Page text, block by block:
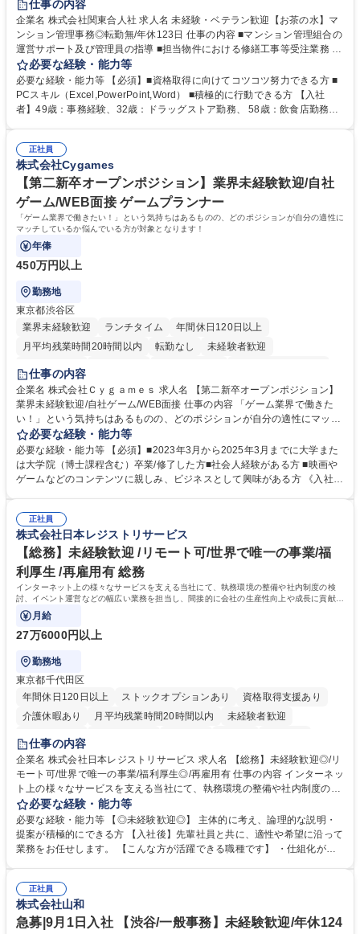
仕事の内容
企業名 株式会社関東合人社 求人名 未経験・ベテラン歓迎【お茶の水】マ
ンション管理事務◎転勤無/年休123日 仕事の内容 ■マンション管理組合の
運営サポート及び管理員の指導 ■担当物件における修繕工事等受注業務 ■
事務所内での事務業務等 ★異業界からの転職者が多数活躍しています
【年収補足】532万円 ＋別途インセンティヴで平均約100万円/年（昨年度
実績） ＋管理業務主任者資格手当50,000円/月 ★親会社である株式会社合
人社計画研究所社のグループ会社として、質の高いサービスと適性価格を
無/年休123日
必要な経験・能力等
必要な経験・能力等 【必須】■資格取得に向けてコツコツ努力できる方 ■
PCスキル（Excel,PowerPoint,Word） ■積極的に行動できる方 【入社
者】49歳：事務経験、32歳：ドラッグストア勤務、 58歳：飲食店勤務
得出来ております！ 【魅力】■フレックス制度、未経験からでも下限年収
を一律支給！ ■管理業務主任者資格取得後には50,000円/月の手当あり！
学歴・資格 学歴：大学院 大学 高専 短大 専修学校 高校 語学力： 資格：第
一種運転免許普通自動車
正社員
株式会社Cygames
【第二新卒オープンポジション】業界未経験歓迎/自社
ゲーム/WEB面接 ゲームプランナー
「ゲーム業界で働きたい！」という気持ちはあるものの、どのポジションが自分の適性に
マッチしているか悩んでいる方が対象となります！
年俸
450万円以上
勤務地
東京都渋谷区
業界未経験歓迎
ランチタイム
年間休日120日以上
月平均残業時間20時間以内
転勤なし
未経験者歓迎
住宅手当あり
交通費支給
土日祝休み 服装自由 昼食補助あり
第二新卒歓迎
食事補助あり
仕事の内容
企業名 株式会社Ｃｙｇａｍｅｓ 求人名 【第二新卒オープンポジション】
業界未経験歓迎/自社ゲーム/WEB面接 仕事の内容 「ゲーム業界で働きた
い！」という気持ちはあるものの、どのポジションが自分の適性にマッチ
しているか悩んでいる方が対象となります！ 総合職（プランナー/データ
アナリストなど）、技術職（開発エンジニ ア/インフラエンジニアな
ど）、デザイン職（デザイナー/イラストレ ーターなど）等から、面接で
ご希望と適正にマッチしたポジションをご案内いたします。ゲームやエン
のご応募をお待ちしております。 募集職種 【第二新卒オープンポジショ
ン】業界未経験歓迎/自社ゲーム/WEB面接
必要な経験・能力等
必要な経験・能力等 【必須】■2023年3月から2025年3月までに大学また
は大学院（博士課程含む）卒業/修了した方■社会人経験がある方 ■映画や
ゲームなどのコンテンツに親しみ、ビジネスとして興味がある方 《入社実
正社員
株式会社日本レジストリサービス
【総務】未経験歓迎 /リモート可/世界で唯一の事業/福
利厚生 /再雇用有 総務
インターネット上の様々なサービスを支える当社にて、執務環境の整備や社内制度の検
討、イベント運営などの幅広い業務を担当し、間接的に会社の生産性向上や成長に貢献し
ている部署です。
月給
27万6000円以上
勤務地
東京都千代田区
年間休日120日以上
ストックオプションあり
資格取得支援あり
介護休暇あり
月平均残業時間20時間以内
未経験者歓迎
住宅手当あり
完全週休2日制
交通費支給 駅近5分以内 土日祝休み 服装自由
仕事の内容
企業名 株式会社日本レジストリサービス 求人名 【総務】未経験歓迎◎/リ
モート可/世界で唯一の事業/福利厚生◎/再雇用有 仕事の内容 インターネッ
ト上の様々なサービスを支える当社にて、執務環境の整備や社内制度の検
討、イベント運営などの幅広い業務を担当し、間接的に会社の生産性向上
や成長に貢献している部署です。 会社の全メンバーが安心して長く成果を
発揮できる環境を整えるために、毎日のメンテナンスや維持管理に加え、
新たな施策検討を積極的に行っていただき、会社全体を巻き込み課題解決
幅広い業務の体得が可能で、多様なキャリアパスを描くことも可能です。
募集職種 【総務】未経験歓迎◎/リモート可/世界で唯一の事業/福利厚生◎/
再雇用有
必要な経験・能力等
必要な経験・能力等 【◎未経験歓迎◎】 主体的に考え、論理的な説明・
提案が積極的にできる方 【入社後】先輩社員と共に、適性や希望に沿って
業務をお任せします。 【こんな方が活躍できる職種です】 ・仕組化が好
対処できる・新しいことに興味関心がある 【魅力】■自己啓発支援：資格
取得や通信教育など費用の80%（年間25万円まで）を補助 ■住宅手当：家
賃の50%（月額7万円まで）を補助 学歴・資格 学歴：大学院 大学 語学
正社員
株式会社山和
急募|9月1日入社 【渋谷/一般事務】未経験歓迎/年休124